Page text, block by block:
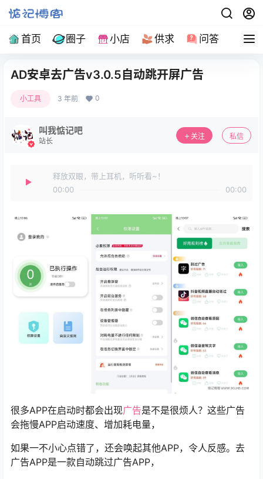
首页 圈子 小店 供求 问答 导航
AD安卓去广告v3.0.5自动跳开屏广告
小工具 3 年前 0
叫我惦记吧
站长
关注 私信
释放双眼，带上耳机，听听看~！
00:00
00:00
很多APP在启动时都会出现广告是不是很烦人？这些广告
会拖慢APP启动速度、增加耗电量，
如果一不小心点错了，还会唤起其他APP，令人反感。去
广告APP是一款自动跳过广告APP，